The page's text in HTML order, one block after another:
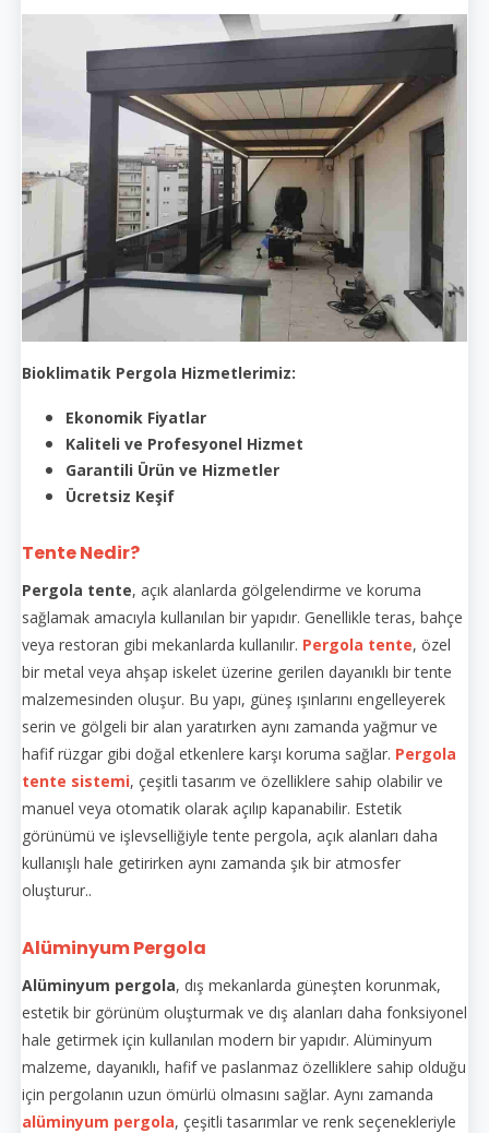
Bioklimatik Pergola Hizmetlerimiz:
Ekonomik Fiyatlar
Kaliteli ve Profesyonel Hizmet
Garantili Ürün ve Hizmetler
Ücretsiz Keşif
Tente Nedir?
Pergola tente, açık alanlarda gölgelendirme ve koruma
sağlamak amacıyla kullanılan bir yapıdır. Genellikle teras, bahçe
veya restoran gibi mekanlarda kullanılır. Pergola tente, özel
bir metal veya ahşap iskelet üzerine gerilen dayanıklı bir tente
malzemesinden oluşur. Bu yapı, güneş ışınlarını engelleyerek
serin ve gölgeli bir alan yaratırken aynı zamanda yağmur ve
hafif rüzgar gibi doğal etkenlere karşı koruma sağlar. Pergola
tente sistemi, çeşitli tasarım ve özelliklere sahip olabilir ve
manuel veya otomatik olarak açılıp kapanabilir. Estetik
görünümü ve işlevselliğiyle tente pergola, açık alanları daha
kullanışlı hale getirirken aynı zamanda şık bir atmosfer
oluşturur..
Alüminyum Pergola
Alüminyum pergola, dış mekanlarda güneşten korunmak,
estetik bir görünüm oluşturmak ve dış alanları daha fonksiyonel
hale getirmek için kullanılan modern bir yapıdır. Alüminyum
malzeme, dayanıklı, hafif ve paslanmaz özelliklere sahip olduğu
için pergolanın uzun ömürlü olmasını sağlar. Aynı zamanda
alüminyum pergola, çeşitli tasarımlar ve renk seçenekleriyle